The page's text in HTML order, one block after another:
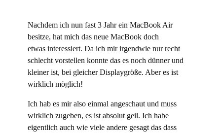
Nachdem ich nun fast 3 Jahr ein MacBook Air
besitze, hat mich das neue MacBook doch
etwas interessiert. Da ich mir irgendwie nur recht
schlecht vorstellen konnte das es noch dünner und
kleiner ist, bei gleicher Displaygröße. Aber es ist
wirklich möglich!
Ich hab es mir also einmal angeschaut und muss
wirklich zugeben, es ist absolut geil. Ich habe
eigentlich auch wie viele andere gesagt das dass